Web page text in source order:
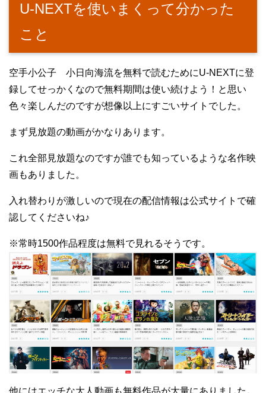
U-NEXTを使いまくって分かった
こと
空手小公子 小日向海流を無料で読むためにU-NEXTに登
録してせっかくなので無料期間は使い続けよう！と思い
色々楽しんだのですが想像以上にすごいサイトでした。
まず見放題の動画がかなりあります。
これ全部見放題なのですが誰でも知っているような名作映
画もありました。
入れ替わりが激しいので現在の配信情報は公式サイトで確
認してくださいね♪
※常時1500作品程度は無料で見れるそうです。
他にはエッチな大人動画も無料作品が大量にありました。